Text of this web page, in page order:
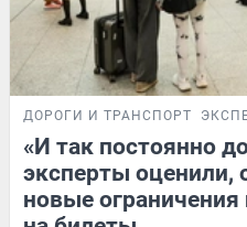
ДОРОГИ И ТРАНСПОРТ
«И так постоянно
эксперты оценили,
новые ограничения